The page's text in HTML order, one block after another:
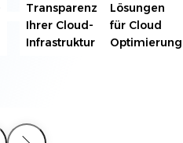
Transparenz
Ihrer Cloud-
Infrastruktur
Lösungen
für Cloud
Optimierung